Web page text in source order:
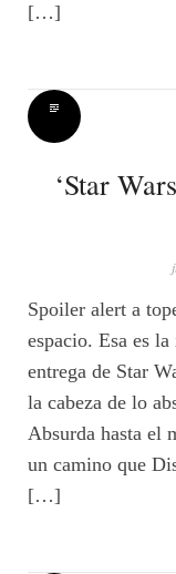
[…]
‘Star
Spoiler alert a
espacio. Esa es
entrega de Star
la cabeza de lo
Absurda hasta el
un camino que
[…]